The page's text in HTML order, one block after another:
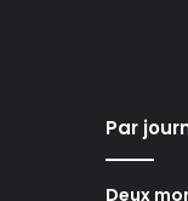
Par
Deux